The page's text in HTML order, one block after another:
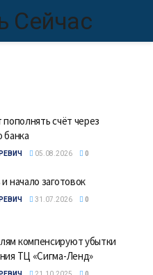
пополнять счёт через
банка
05.08.2026 0
начало заготовок
31.07.2026 0
компенсируют убытки
ТЦ «Сигма-Ленд»